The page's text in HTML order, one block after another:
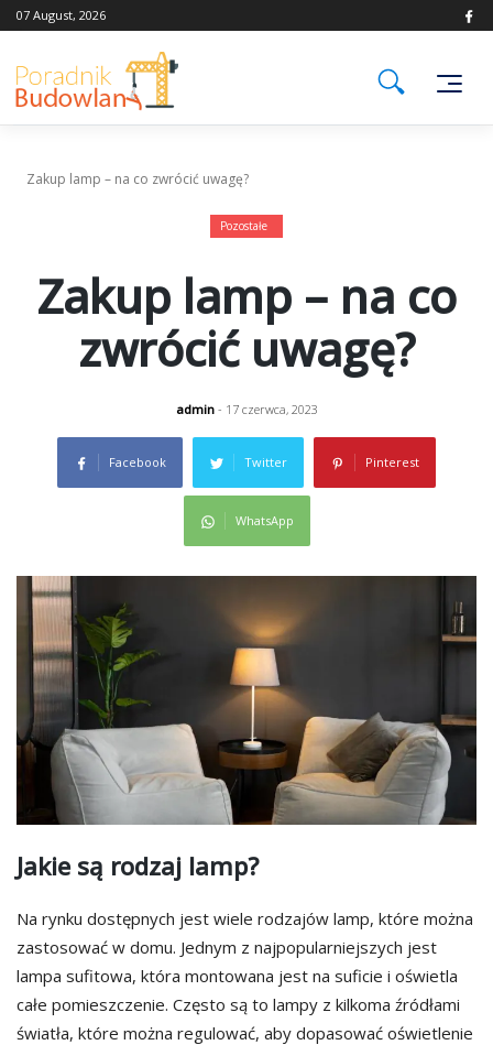
Skip
to
07 August, 2026
Zakup lamp – na co zwrócić uwagę?
Pozostałe
Zakup lamp – na co
zwrócić uwagę?
admin- 17 czerwca, 2023
Facebook Twitter Pinterest
WhatsApp
Jakie są rodzaj lamp?
Na rynku dostępnych jest wiele rodzajów lamp, które można
zastosować w domu. Jednym z najpopularniejszych jest
lampa sufitowa, która montowana jest na suficie i oświetla
całe pomieszczenie. Często są to lampy z kilkoma źródłami
światła, które można regulować, aby dopasować oświetlenie